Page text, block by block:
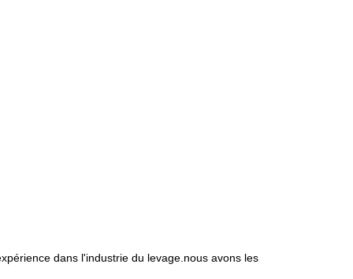
dans l'industrie du levage.nous avons les